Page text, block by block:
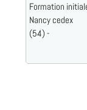
Formation
Nancy cedex
(54) -